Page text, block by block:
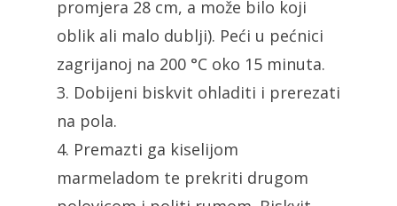
promjera 28 cm, a može bilo koji
oblik ali malo dublji). Peći u pećnici
zagrijanoj na 200 °C oko 15 minuta.
3. Dobijeni biskvit ohladiti i prerezati
na pola.
4. Premazti ga kiselijom
marmeladom te prekriti drugom